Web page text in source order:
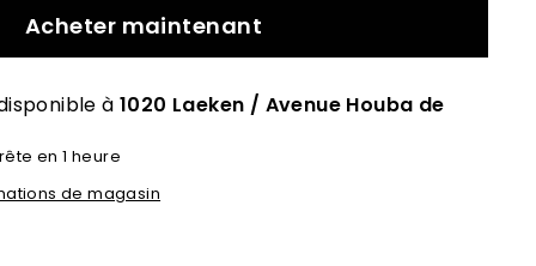
Acheter maintenant
à1020 Laeken / Avenue Houba de
en 1 heure
de magasin